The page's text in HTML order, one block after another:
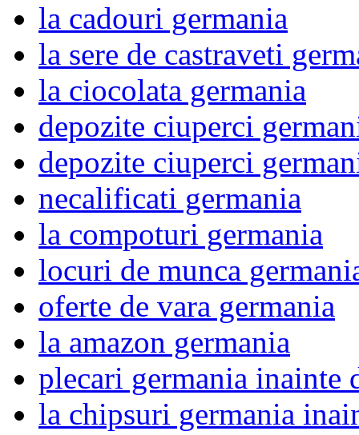
la cadouri germania
la sere de castraveti
la ciocolata germania
depozite ciuperci
depozite ciuperci
necalificati germania
la compoturi germania
locuri de munca
oferte de vara germania
la amazon germania
plecari germania inainte
la chipsuri germania